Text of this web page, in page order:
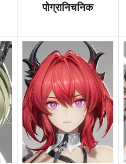
पोग्रानिचनिक